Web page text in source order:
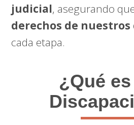
judicial, asegurando
derechos de
cada etapa.
¿Qué